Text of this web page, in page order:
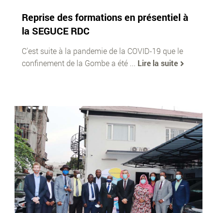
Reprise des formations en présentiel à
la SEGUCE RDC
C'est suite à la pandemie de la COVID-19 que le
confinement de la Gombe a été ... Lire la suite